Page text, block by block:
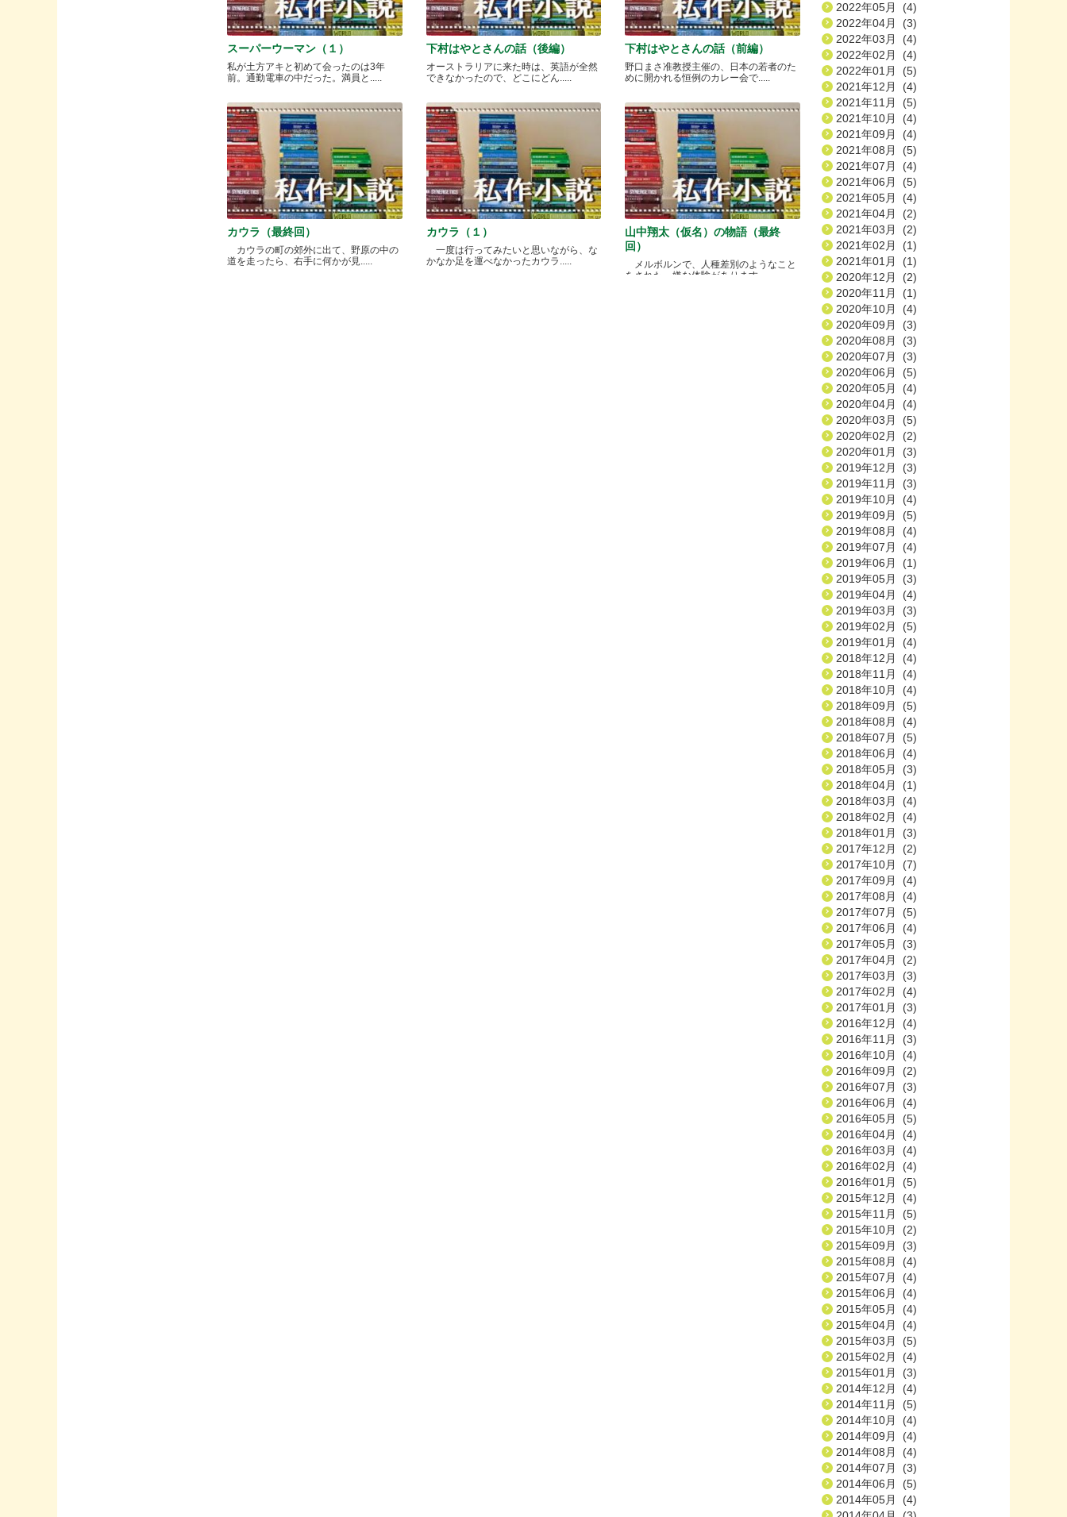
スーパーウーマン（１）
私が土方アキと初めて会ったのは3年
前。通勤電車の中だった。満員と.....
下村はやとさんの話（後編）
オーストラリアに来た時は、英語が全然
できなかったので、どこにどん.....
下村はやとさんの話（前編）
野口まさ准教授主催の、日本の若者のた
めに開かれる恒例のカレー会で.....
カウラ（最終回）
カウラの町の郊外に出て、野原の中の
道を走ったら、右手に何かが見.....
カウラ（１）
一度は行ってみたいと思いながら、な
かなか足を運べなかったカウラ.....
山中翔太（仮名）の物語（最終
回）
メルボルンで、人種差別のようなこと
をされた、嫌な体験があります.....
2022年05月 (4)
2022年04月 (3)
2022年03月 (4)
2022年02月 (4)
2022年01月 (5)
2021年12月 (4)
2021年11月 (5)
2021年10月 (4)
2021年09月 (4)
2021年08月 (5)
2021年07月 (4)
2021年06月 (5)
2021年05月 (4)
2021年04月 (2)
2021年03月 (2)
2021年02月 (1)
2021年01月 (1)
2020年12月 (2)
2020年11月 (1)
2020年10月 (4)
2020年09月 (3)
2020年08月 (3)
2020年07月 (3)
2020年06月 (5)
2020年05月 (4)
2020年04月 (4)
2020年03月 (5)
2020年02月 (2)
2020年01月 (3)
2019年12月 (3)
2019年11月 (3)
2019年10月 (4)
2019年09月 (5)
2019年08月 (4)
2019年07月 (4)
2019年06月 (1)
2019年05月 (3)
2019年04月 (4)
2019年03月 (3)
2019年02月 (5)
2019年01月 (4)
2018年12月 (4)
2018年11月 (4)
2018年10月 (4)
2018年09月 (5)
2018年08月 (4)
2018年07月 (5)
2018年06月 (4)
2018年05月 (3)
2018年04月 (1)
2018年03月 (4)
2018年02月 (4)
2018年01月 (3)
2017年12月 (2)
2017年10月 (7)
2017年09月 (4)
2017年08月 (4)
2017年07月 (5)
2017年06月 (4)
2017年05月 (3)
2017年04月 (2)
2017年03月 (3)
2017年02月 (4)
2017年01月 (3)
2016年12月 (4)
2016年11月 (3)
2016年10月 (4)
2016年09月 (2)
2016年07月 (3)
2016年06月 (4)
2016年05月 (5)
2016年04月 (4)
2016年03月 (4)
2016年02月 (4)
2016年01月 (5)
2015年12月 (4)
2015年11月 (5)
2015年10月 (2)
2015年09月 (3)
2015年08月 (4)
2015年07月 (4)
2015年06月 (4)
2015年05月 (4)
2015年04月 (4)
2015年03月 (5)
2015年02月 (4)
2015年01月 (3)
2014年12月 (4)
2014年11月 (5)
2014年10月 (4)
2014年09月 (4)
2014年08月 (4)
2014年07月 (3)
2014年06月 (5)
2014年05月 (4)